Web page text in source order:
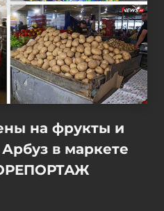
на фрукты и
в маркете